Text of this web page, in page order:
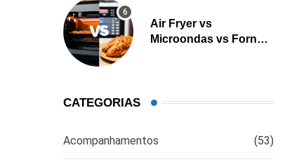
Air Fryer vs
Microondas vs Forno:
CATEGORIAS
Acompanhamentos (53)